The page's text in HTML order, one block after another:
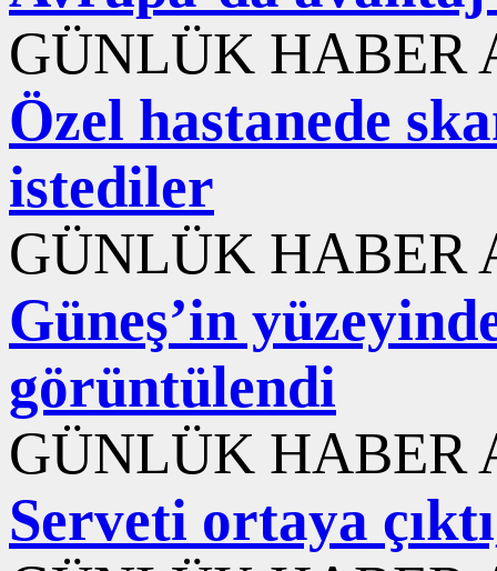
GÜNLÜK HABER
Özel hastanede
istediler
GÜNLÜK HABER
Güneş’in
görüntülendi
GÜNLÜK HABER
Serveti ortaya